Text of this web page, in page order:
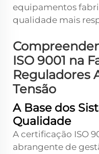
equipamentos
qualidade mais
ISO 9001 na
Reguladores
Tensão
A Base dos
Qualidade
A certificação ISO
abrangente de